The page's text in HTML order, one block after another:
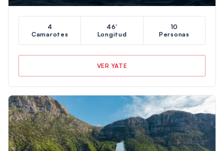
4
Camarotes
46'
Longitud
10
Personas
VER YATE